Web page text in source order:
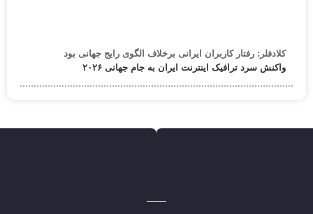
کلادفلر: رفتار کاربران ایرانی برخلاف الگوی رایج جهانی بود
واکنش سرد ترافیک اینترنت ایران به جام جهانی ۲۰۲۶